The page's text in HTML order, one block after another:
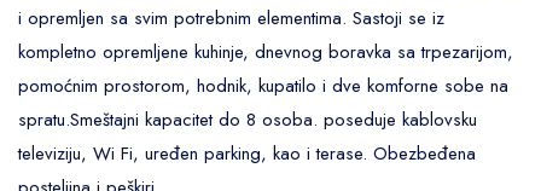
i opremljen sa svim potrebnim elementima. Sastoji se iz
kompletno opremljene kuhinje, dnevnog boravka sa trpezarijom,
pomoćnim prostorom, hodnik, kupatilo i dve komforne sobe na
spratu.Smeštajni kapacitet do 8 osoba. poseduje kablovsku
televiziju, Wi Fi, uređen parking, kao i terase. Obezbeđena